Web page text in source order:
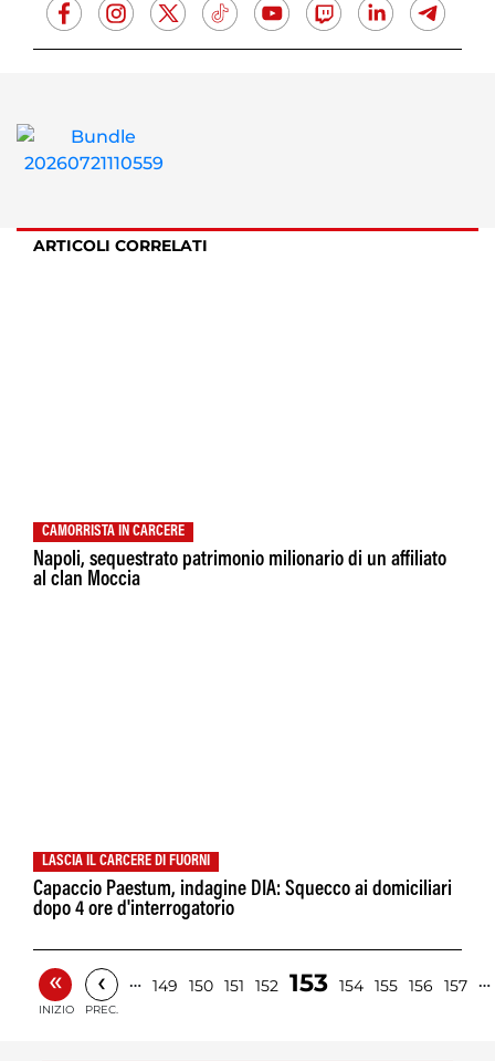
ARTICOLI CORRELATI
CAMORRISTA IN CARCERE
Napoli, sequestrato patrimonio milionario di un affiliato
al clan Moccia
LASCIA IL CARCERE DI FUORNI
Capaccio Paestum, indagine DIA: Squecco ai domiciliari
dopo 4 ore d'interrogatorio
«
INIZIO
‹
PREC.
… 149 150 151 152 153 154 155 156 157 …